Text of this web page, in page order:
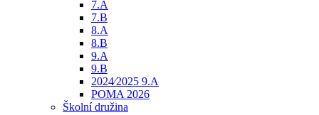
7.A
7.B
8.A
8.B
9.A
9.B
2024⁄2025 9.A
POMA 2026
Školní družina